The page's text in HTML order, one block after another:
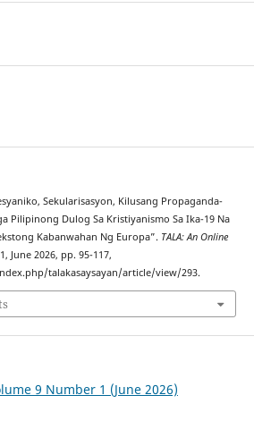
Sekularisasyon, Kilusang Propaganda-
Pilipinong Dulog Sa Kristiyanismo Sa Ika-19 Na
Kabanwahan Ng Europa”. TALA: An Online
June 2026, pp. 95-117,
talakasaysayan/article/view/293.
9 Number 1 (June 2026)